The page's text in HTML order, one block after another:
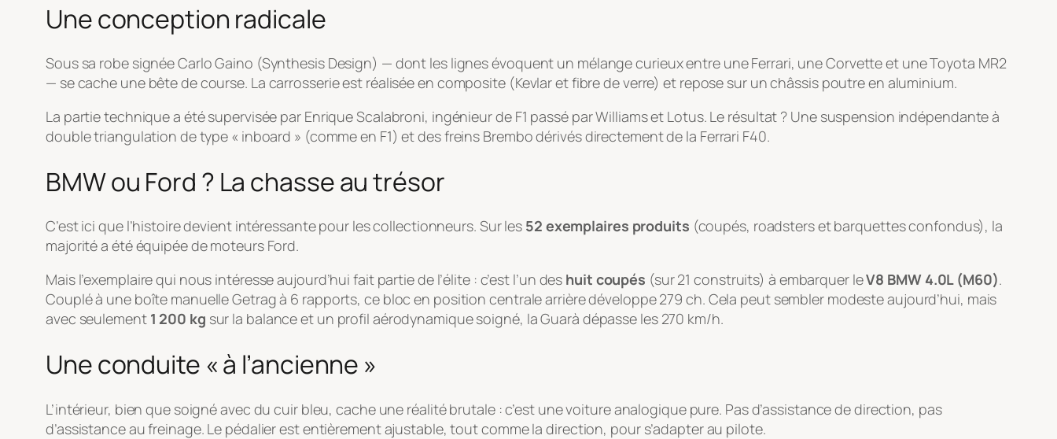
Une conception radicale
Sous sa robe signée Carlo Gaino (Synthesis Design) — dont les lignes évoquent un mélange curieux entre une Ferrari, une Corvette et une Toyota MR2
— se cache une bête de course. La carrosserie est réalisée en composite (Kevlar et fibre de verre) et repose sur un châssis poutre en aluminium.
La partie technique a été supervisée par Enrique Scalabroni, ingénieur de F1 passé par Williams et Lotus. Le résultat ? Une suspension indépendante à
double triangulation de type « inboard » (comme en F1) et des freins Brembo dérivés directement de la Ferrari F40.
BMW ou Ford ? La chasse au trésor
C’est ici que l’histoire devient intéressante pour les collectionneurs. Sur les 52 exemplaires produits (coupés, roadsters et barquettes confondus), la
majorité a été équipée de moteurs Ford.
Mais l’exemplaire qui nous intéresse aujourd’hui fait partie de l’élite : c’est l’un des huit coupés (sur 21 construits) à embarquer leV8 BMW 4.0L (M60).
Couplé à une boîte manuelle Getrag à 6 rapports, ce bloc en position centrale arrière développe 279 ch. Cela peut sembler modeste aujourd’hui, mais
avec seulement 1 200 kg sur la balance et un profil aérodynamique soigné, la Guarà dépasse les 270 km/h.
Une conduite « à l’ancienne »
L’intérieur, bien que soigné avec du cuir bleu, cache une réalité brutale : c’est une voiture analogique pure. Pas d’assistance de direction, pas
d’assistance au freinage. Le pédalier est entièrement ajustable, tout comme la direction, pour s’adapter au pilote.